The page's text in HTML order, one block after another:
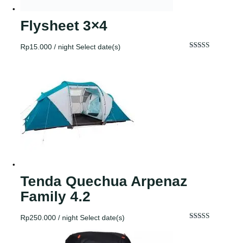
Flysheet 3×4
Rp15.000 / night Select date(s)
Tenda Quechua Arpenaz
Family 4.2
Rp250.000 / night Select date(s)